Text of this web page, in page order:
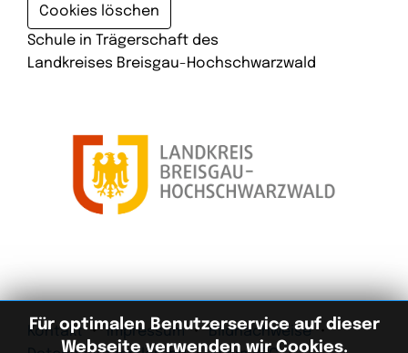
Cookies löschen
Für optimalen Benutzerservice auf dieser
Webseite verwenden wir Cookies.
Schule in Trägerschaft des
Landkreises Breisgau-Hochschwarzwald
Kontakt Impressum
Bildnachweise